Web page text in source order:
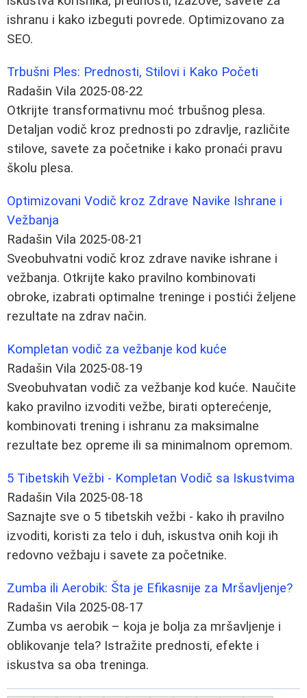
ishranu i kako izbeguti povrede. Optimizovano za
SEO.
Trbušni Ples: Prednosti, Stilovi i Kako Početi
Radašin Vila 2025-08-22
Otkrijte transformativnu moć trbušnog plesa.
Detaljan vodič kroz prednosti po zdravlje, različite
stilove, savete za početnike i kako pronaći pravu
školu plesa.
Optimizovani Vodič kroz Zdrave Navike Ishrane i
Vežbanja
Radašin Vila 2025-08-21
Sveobuhvatni vodič kroz zdrave navike ishrane i
vežbanja. Otkrijte kako pravilno kombinovati
obroke, izabrati optimalne treninge i postići željene
rezultate na zdrav način.
Kompletan vodič za vežbanje kod kuće
Radašin Vila 2025-08-19
Sveobuhvatan vodič za vežbanje kod kuće. Naučite
kako pravilno izvoditi vežbe, birati opterećenje,
kombinovati trening i ishranu za maksimalne
rezultate bez opreme ili sa minimalnom opremom.
5 Tibetskih Vežbi - Kompletan Vodič sa Iskustvima
Radašin Vila 2025-08-18
Saznajte sve o 5 tibetskih vežbi - kako ih pravilno
izvoditi, koristi za telo i duh, iskustva onih koji ih
redovno vežbaju i savete za početnike.
Zumba ili Aerobik: Šta je Efikasnije za Mršavljenje?
Radašin Vila 2025-08-17
Zumba vs aerobik – koja je bolja za mršavljenje i
oblikovanje tela? Istražite prednosti, efekte i
iskustva sa oba treninga.